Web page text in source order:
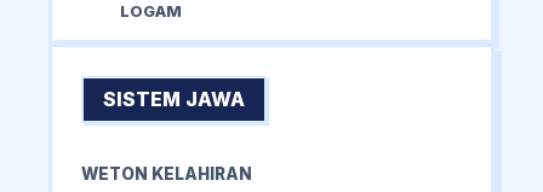
LOGAM
SISTEM JAWA
WETON KELAHIRAN